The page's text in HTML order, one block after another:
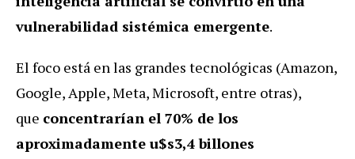
vulnerabilidad sistémica emergente.
El foco está en las grandes tecnológicas (Amazon,
Google, Apple, Meta, Microsoft, entre otras),
que concentrarían el 70% de los
aproximadamente u$s3,4 billones